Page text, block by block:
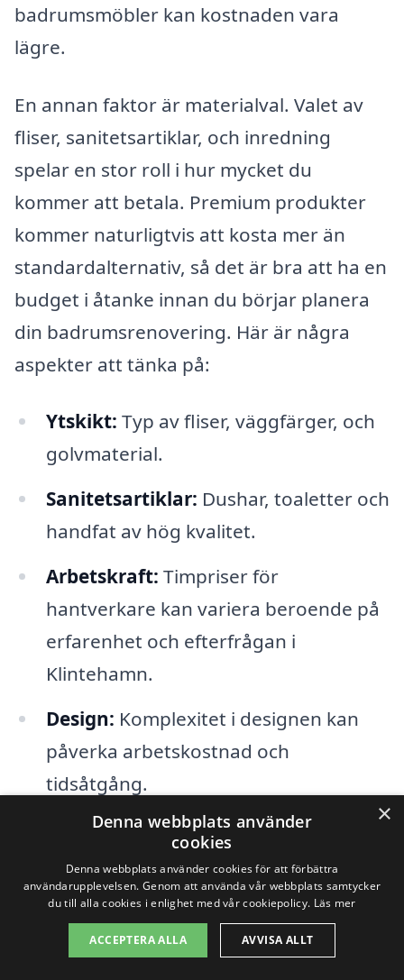
badrumsmöbler kan kostnaden vara
lägre.
En annan faktor är materialval. Valet av
fliser, sanitetsartiklar, och inredning
spelar en stor roll i hur mycket du
kommer att betala. Premium produkter
kommer naturligtvis att kosta mer än
standardalternativ, så det är bra att ha en
budget i åtanke innan du börjar planera
din badrumsrenovering. Här är några
aspekter att tänka på:
Ytskikt: Typ av fliser, väggfärger, och
golvmaterial.
Sanitetsartiklar: Dushar, toaletter och
handfat av hög kvalitet.
Arbetskraft: Timpriser för
hantverkare kan variera beroende på
erfarenhet och efterfrågan i
Klintehamn.
Design: Komplexitet i designen kan
påverka arbetskostnad och
tidsåtgång.
En användbar strategi för att smidigt få
en överblick över priserna på
badrumsrenovering i Klintehamn är att
begära offerter från flera entreprenörer.
×
Denna webbplats använder
cookies
Denna webbplats använder cookies för att förbättra
användarupplevelsen. Genom att använda vår webbplats samtycker
du till alla cookies i enlighet med vår cookiepolicy. Läs mer
ACCEPTERA ALLA AVVISA ALLT